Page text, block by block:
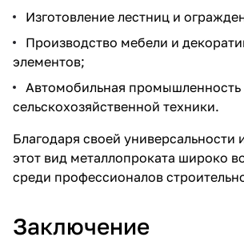
Изготовление лестниц и
Производство мебели и
элементов;
Автомобильная промышленность
сельскохозяйственной техники.
Благодаря своей универсальности
этот вид металлопроката широко
среди профессионалов
Заключение